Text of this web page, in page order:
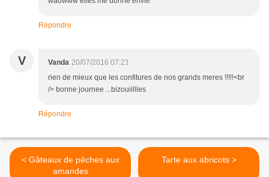
Répondre
V Vanda 20/07/2016 07:21
rien de mieux que les confitures de nos grands meres !!!!!<br
/> bonne journee ...bizouiillles
Répondre
< Gâteaux de pêches aux
amandes
Tarte aux abricots >